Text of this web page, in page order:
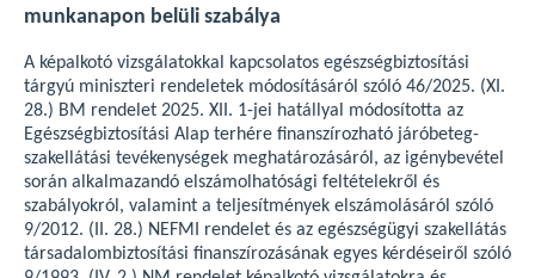
munkanapon belüli szabálya
A képalkotó vizsgálatokkal kapcsolatos egészségbiztosítási
tárgyú miniszteri rendeletek módosításáról szóló 46/2025. (XI.
28.) BM rendelet 2025. XII. 1-jei hatállyal módosította az
Egészségbiztosítási Alap terhére finanszírozható járóbeteg-
szakellátási tevékenységek meghatározásáról, az igénybevétel
során alkalmazandó elszámolhatósági feltételekről és
szabályokról, valamint a teljesítmények elszámolásáról szóló
9/2012. (II. 28.) NEFMI rendelet és az egészségügyi szakellátás
társadalombiztosítási finanszírozásának egyes kérdéseiről szóló